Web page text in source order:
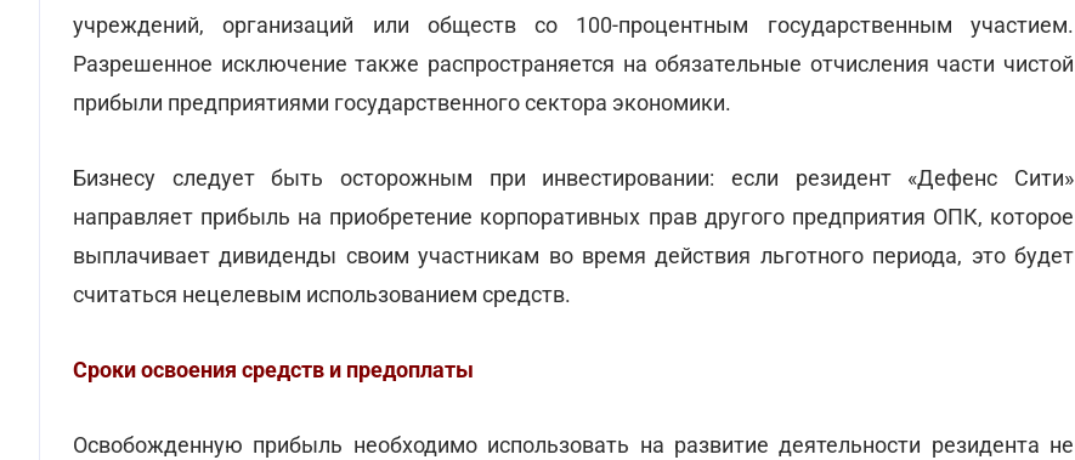
учреждений, организаций или обществ со 100-процентным государственным участием.
Разрешенное исключение также распространяется на обязательные отчисления части чистой
прибыли предприятиями государственного сектора экономики.
Бизнесу следует быть осторожным при инвестировании: если резидент «Дефенс Сити»
направляет прибыль на приобретение корпоративных прав другого предприятия ОПК, которое
выплачивает дивиденды своим участникам во время действия льготного периода, это будет
считаться нецелевым использованием средств.
Сроки освоения средств и предоплаты
Освобожденную прибыль необходимо использовать на развитие деятельности резидента не